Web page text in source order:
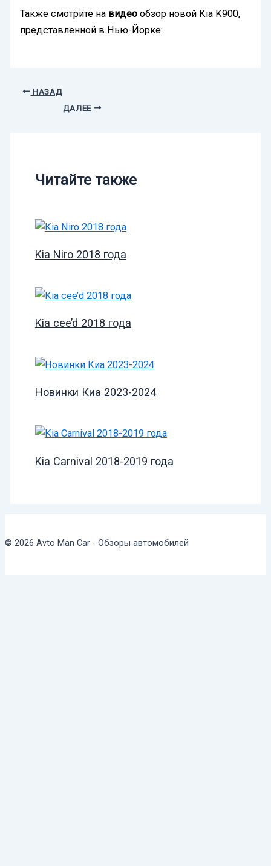
Также смотрите на видео обзор новой Kia K900,
представленной в Нью-Йорке:
НАЗАД
ДАЛЕЕ
Читайте также
Kia Niro 2018 года
Kia cee’d 2018 года
Новинки Киа 2023-2024
Kia Carnival 2018-2019 года
© 2026 Avto Man Car - Обзоры автомобилей